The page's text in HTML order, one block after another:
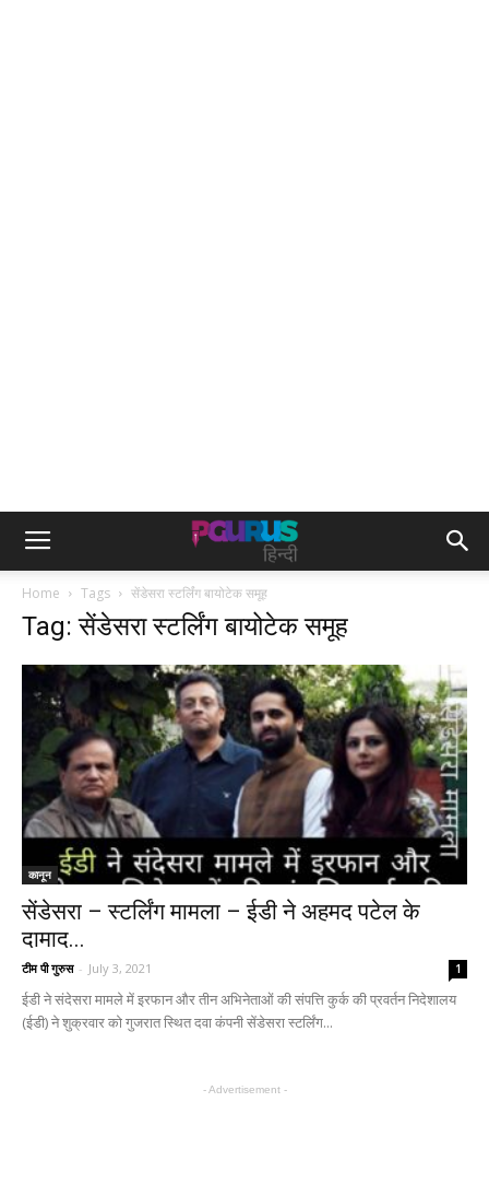
Home Tags सेंडेसरा स्टर्लिंग बायोटेक समूह
Tag: सेंडेसरा स्टर्लिंग बायोटेक समूह
कानून
सेंडेसरा – स्टर्लिंग मामला – ईडी ने अहमद पटेल के
दामाद...
टीम पी गुरुस - July 3, 2021 1
ईडी ने संदेसरा मामले में इरफान और तीन अभिनेताओं की संपत्ति कुर्क की प्रवर्तन निदेशालय
(ईडी) ने शुक्रवार को गुजरात स्थित दवा कंपनी सेंडेसरा स्टर्लिंग...
- Advertisement -